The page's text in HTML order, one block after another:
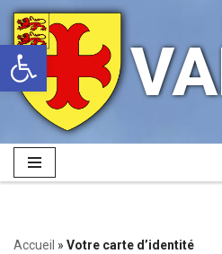
Ouvrir la barre d’outils
Aller
au
contenu
Accueil » Votre carte d’identité